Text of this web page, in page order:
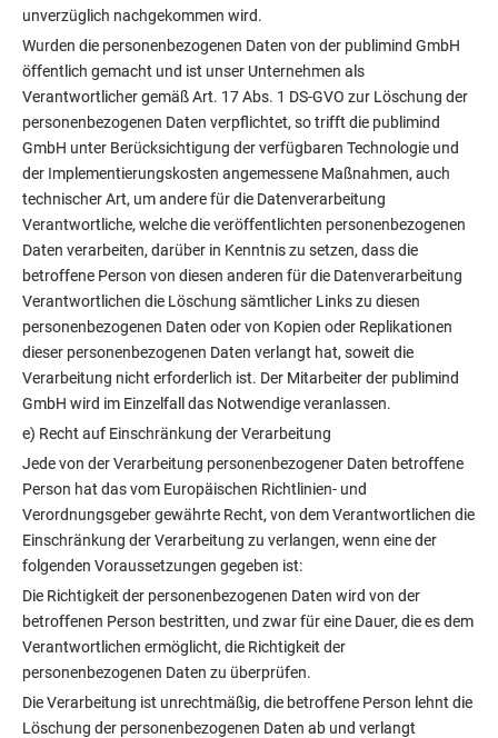
unverzüglich nachgekommen wird.
Wurden die personenbezogenen Daten von der publimind GmbH
öffentlich gemacht und ist unser Unternehmen als
Verantwortlicher gemäß Art. 17 Abs. 1 DS-GVO zur Löschung der
personenbezogenen Daten verpflichtet, so trifft die publimind
GmbH unter Berücksichtigung der verfügbaren Technologie und
der Implementierungskosten angemessene Maßnahmen, auch
technischer Art, um andere für die Datenverarbeitung
Verantwortliche, welche die veröffentlichten personenbezogenen
Daten verarbeiten, darüber in Kenntnis zu setzen, dass die
betroffene Person von diesen anderen für die Datenverarbeitung
Verantwortlichen die Löschung sämtlicher Links zu diesen
personenbezogenen Daten oder von Kopien oder Replikationen
dieser personenbezogenen Daten verlangt hat, soweit die
Verarbeitung nicht erforderlich ist. Der Mitarbeiter der publimind
GmbH wird im Einzelfall das Notwendige veranlassen.
e) Recht auf Einschränkung der Verarbeitung
Jede von der Verarbeitung personenbezogener Daten betroffene
Person hat das vom Europäischen Richtlinien- und
Verordnungsgeber gewährte Recht, von dem Verantwortlichen die
Einschränkung der Verarbeitung zu verlangen, wenn eine der
folgenden Voraussetzungen gegeben ist:
Die Richtigkeit der personenbezogenen Daten wird von der
betroffenen Person bestritten, und zwar für eine Dauer, die es dem
Verantwortlichen ermöglicht, die Richtigkeit der
personenbezogenen Daten zu überprüfen.
Die Verarbeitung ist unrechtmäßig, die betroffene Person lehnt die
Löschung der personenbezogenen Daten ab und verlangt